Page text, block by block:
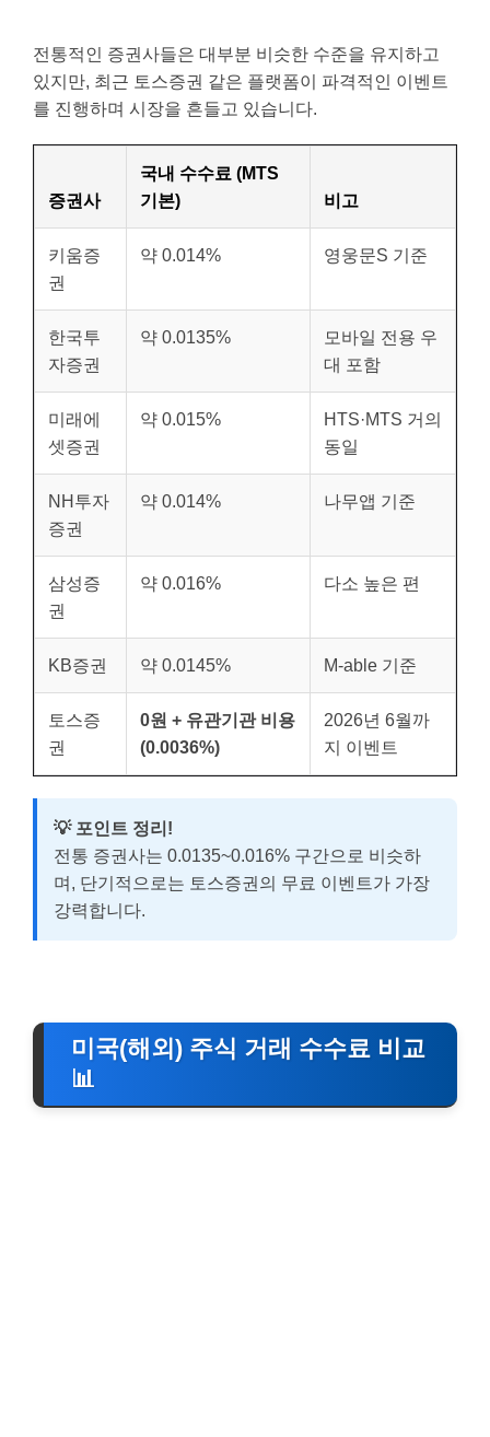
전통적인 증권사들은 대부분 비슷한 수준을 유지하고
있지만, 최근 토스증권 같은 플랫폼이 파격적인 이벤트
를 진행하며 시장을 흔들고 있습니다.
증권사
국내 수수료 (MTS
기본)
비고
키움증
권
약 0.014% 영웅문S 기준
한국투
자증권
약 0.0135%
모바일 전용 우
대 포함
미래에
셋증권
약 0.015%
HTS·MTS 거의
동일
NH투자
증권
약 0.014% 나무앱 기준
삼성증
권
약 0.016% 다소 높은 편
KB증권 약 0.0145% M-able 기준
토스증
권
0원 + 유관기관 비용
(0.0036%)
2026년 6월까
지 이벤트
💡 포인트 정리!
전통 증권사는 0.0135~0.016% 구간으로 비슷하
며, 단기적으로는 토스증권의 무료 이벤트가 가장
강력합니다.
미국(해외) 주식 거래 수수료 비교
📊